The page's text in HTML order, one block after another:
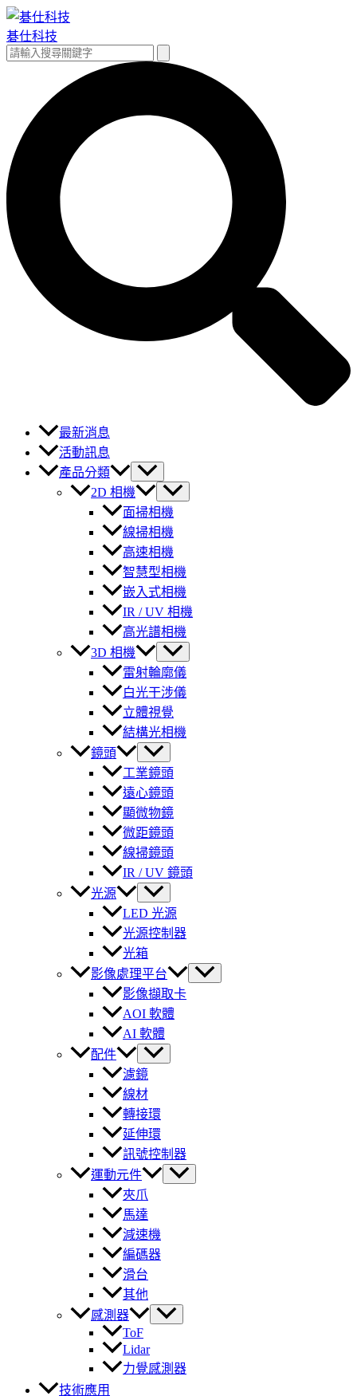
跳
至
主
碁仕科技
搜
最新消息
活動訊息
產品分類
2D 相機
面掃相機
線掃相機
高速相機
智慧型相機
嵌入式相機
IR / UV 相機
高光譜相機
3D 相機
雷射輪廓儀
白光干涉儀
立體視覺
結構光相機
鏡頭
工業鏡頭
遠心鏡頭
顯微物鏡
微距鏡頭
線掃鏡頭
IR / UV 鏡頭
光源
LED 光源
光源控制器
光箱
影像處理平台
影像擷取卡
AOI 軟體
AI 軟體
配件
濾鏡
線材
轉接環
延伸環
訊號控制器
運動元件
夾爪
馬達
減速機
編碼器
滑台
其他
感測器
ToF
Lidar
力覺感測器
技術應用